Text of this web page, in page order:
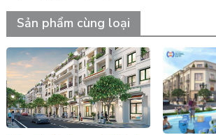
Sản phẩm cùng loại